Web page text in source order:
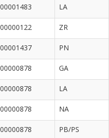
LA
ZR
PN
GA
LA
NA
PB/PS